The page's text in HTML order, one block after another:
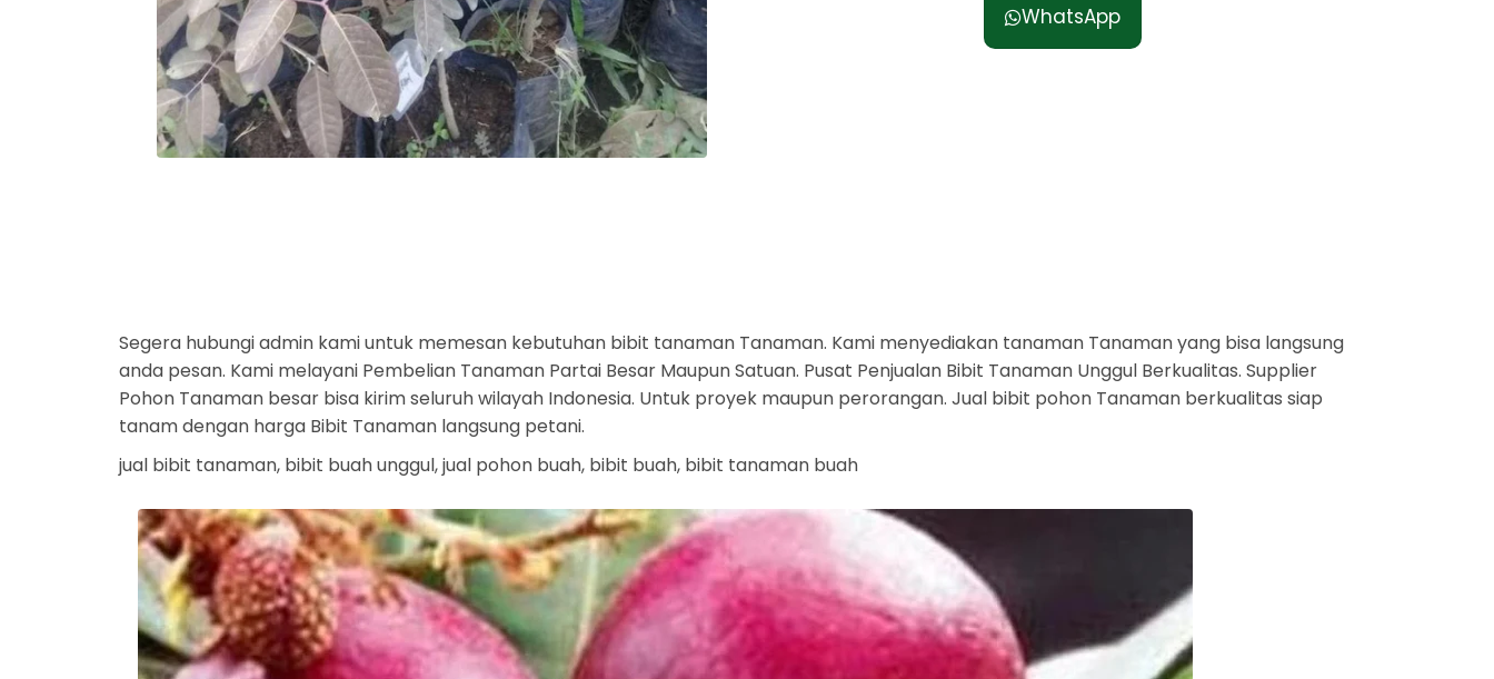
WhatsApp
Segera hubungi admin kami untuk memesan kebutuhan bibit tanaman Tanaman. Kami menyediakan tanaman Tanaman yang bisa langsung
anda pesan. Kami melayani Pembelian Tanaman Partai Besar Maupun Satuan. Pusat Penjualan Bibit Tanaman Unggul Berkualitas. Supplier
Pohon Tanaman besar bisa kirim seluruh wilayah Indonesia. Untuk proyek maupun perorangan. Jual bibit pohon Tanaman berkualitas siap
tanam dengan harga Bibit Tanaman langsung petani.
jual bibit tanaman, bibit buah unggul, jual pohon buah, bibit buah, bibit tanaman buah